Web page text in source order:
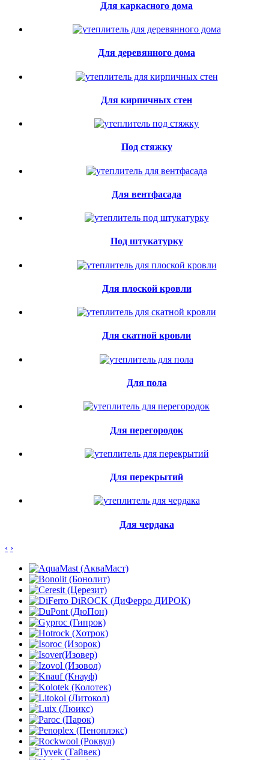
Для каркасного дома
Для деревянного дома
Для кирпичных стен
Под стяжку
Для вентфасада
Под штукатурку
Для плоской кровли
Для скатной кровли
Для пола
Для перегородок
Для перекрытий
Для чердака
‹ ›